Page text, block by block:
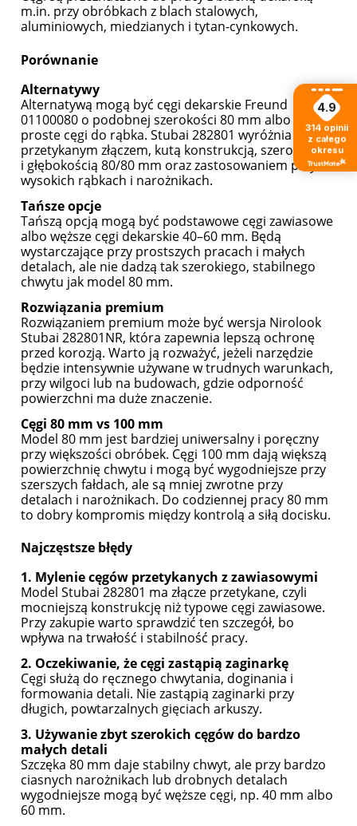
m.in. przy obróbkach z blach stalowych,
aluminiowych, miedzianych i tytan-cynkowych.
Porównanie
Alternatywy
Alternatywą mogą być cęgi dekarskie Freund
01100080 o podobnej szerokości 80 mm albo inne
proste cęgi do rąbka. Stubai 282801 wyróżnia się
przetykanym złączem, kutą konstrukcją, szerokością
i głębokością 80/80 mm oraz zastosowaniem przy
wysokich rąbkach i narożnikach.
Tańsze opcje
Tańszą opcją mogą być podstawowe cęgi zawiasowe
albo węższe cęgi dekarskie 40–60 mm. Będą
wystarczające przy prostszych pracach i małych
detalach, ale nie dadzą tak szerokiego, stabilnego
chwytu jak model 80 mm.
Rozwiązania premium
Rozwiązaniem premium może być wersja Nirolook
Stubai 282801NR, która zapewnia lepszą ochronę
przed korozją. Warto ją rozważyć, jeżeli narzędzie
będzie intensywnie używane w trudnych warunkach,
przy wilgoci lub na budowach, gdzie odporność
powierzchni ma duże znaczenie.
Cęgi 80 mm vs 100 mm
Model 80 mm jest bardziej uniwersalny i poręczny
przy większości obróbek. Cęgi 100 mm dają większą
powierzchnię chwytu i mogą być wygodniejsze przy
szerszych fałdach, ale są mniej zwrotne przy
detalach i narożnikach. Do codziennej pracy 80 mm
to dobry kompromis między kontrolą a siłą docisku.
Najczęstsze błędy
1. Mylenie cęgów przetykanych z zawiasowymi
Model Stubai 282801 ma złącze przetykane, czyli
mocniejszą konstrukcję niż typowe cęgi zawiasowe.
Przy zakupie warto sprawdzić ten szczegół, bo
wpływa na trwałość i stabilność pracy.
2. Oczekiwanie, że cęgi zastąpią zaginarkę
Cęgi służą do ręcznego chwytania, doginania i
formowania detali. Nie zastąpią zaginarki przy
długich, powtarzalnych gięciach arkuszy.
3. Używanie zbyt szerokich cęgów do bardzo
małych detali
Szczęka 80 mm daje stabilny chwyt, ale przy bardzo
ciasnych narożnikach lub drobnych detalach
wygodniejsze mogą być węższe cęgi, np. 40 mm albo
60 mm.
4.9
314 opinii
z całego
okresu